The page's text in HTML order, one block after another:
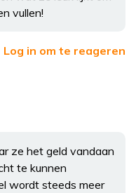
vullen!
Log in om te reageren
ze het geld vandaan
te kunnen
wordt steeds meer